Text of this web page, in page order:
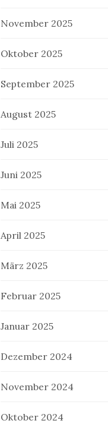
November 2025
Oktober 2025
September 2025
August 2025
Juli 2025
Juni 2025
Mai 2025
April 2025
März 2025
Februar 2025
Januar 2025
Dezember 2024
November 2024
Oktober 2024